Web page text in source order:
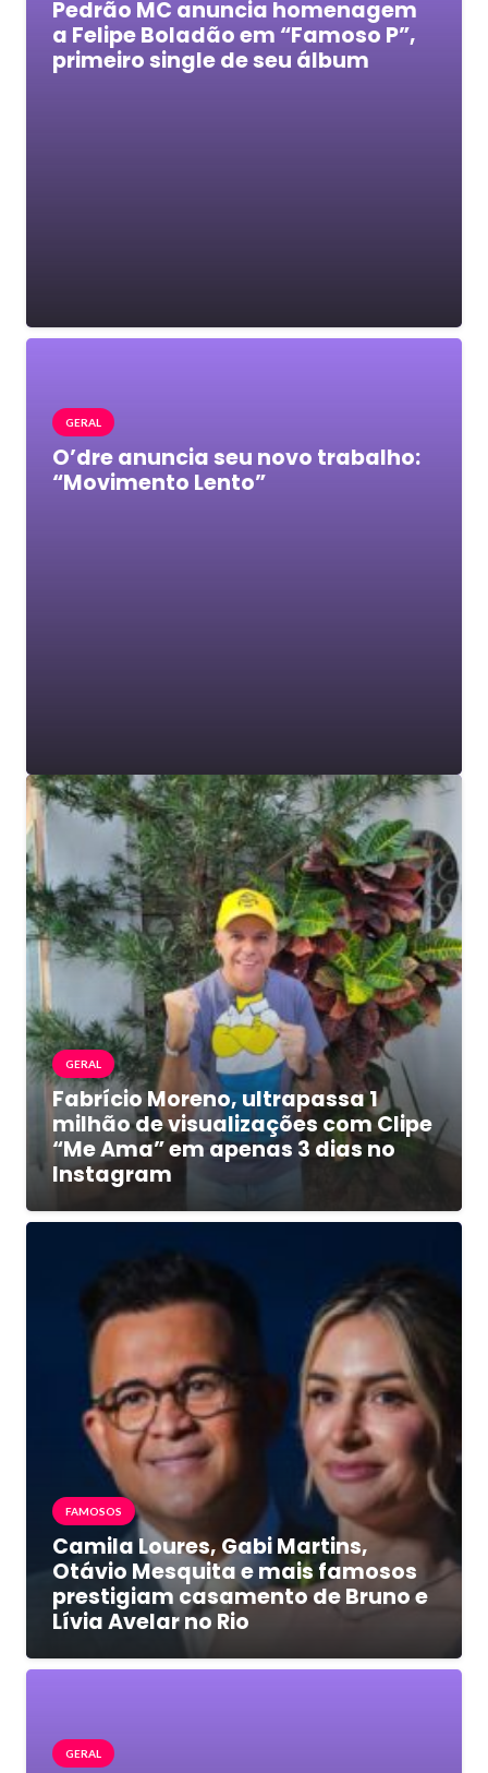
Pedrão MC anuncia homenagem
a Felipe Boladão em “Famoso P”,
primeiro single de seu álbum
GERAL
O’dre anuncia seu novo trabalho:
“Movimento Lento”
GERAL
Fabrício Moreno, ultrapassa 1
milhão de visualizações com Clipe
“Me Ama” em apenas 3 dias no
Instagram
FAMOSOS
Camila Loures, Gabi Martins,
Otávio Mesquita e mais famosos
prestigiam casamento de Bruno e
Lívia Avelar no Rio
GERAL